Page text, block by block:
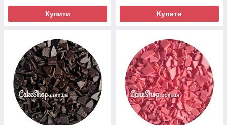
Купити Купити